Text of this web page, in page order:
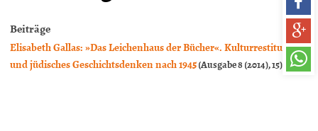
Beiträge
Elisabeth Gallas: »Das Leichenhaus der Bücher«. Kulturrestitution
und jüdisches Geschichtsdenken nach 1945(Ausgabe 8 (2014), 15)